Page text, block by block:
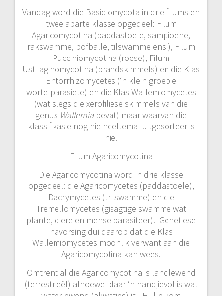
Vandag word die Basidiomycota in drie filums en
twee aparte klasse opgedeel: Filum
Agaricomycotina (paddastoele, sampioene,
rakswamme, pofballe, tilswamme ens.), Filum
Pucciniomycotina (roese), Filum
Ustilaginomycotina (brandskimmels) en die Klas
Entorrhizomycetes (‘n klein groepie
wortelparasiete) en die Klas Wallemiomycetes
(wat slegs die xerofiliese skimmels van die
genus Wallemia bevat) maar waarvan die
klassifikasie nog nie heeltemal uitgesorteer is
nie.
Filum Agaricomycotina
Die Agaricomycotina word in drie klasse
opgedeel: die Agaricomycetes (paddastoele),
Dacrymycetes (trilswamme) en die
Tremellomycetes (gisagtige swamme wat
plante, diere en mense parasiteer). Genetiese
navorsing dui daarop dat die Klas
Wallemiomycetes moonlik verwant aan die
Agaricomycotina kan wees.
Omtrent al die Agaricomycotina is landlewend
(terrestrieël) alhoewel daar ‘n handjievol is wat